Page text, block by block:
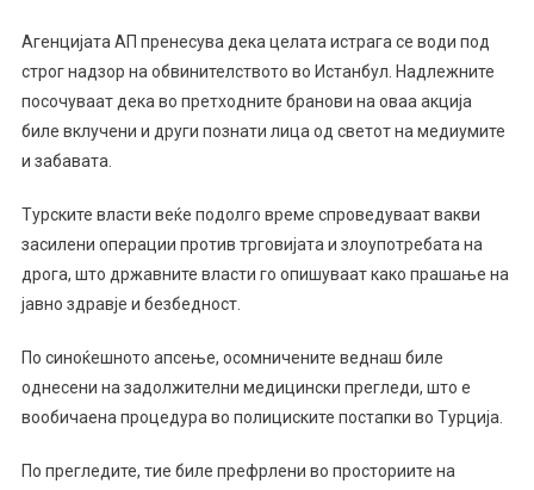
Агенцијата АП пренесува дека целата истрага се води под
строг надзор на обвинителството во Истанбул. Надлежните
посочуваат дека во претходните бранови на оваа акција
биле вклучени и други познати лица од светот на медиумите
и забавата.
Турските власти веќе подолго време спроведуваат вакви
засилени операции против трговијата и злоупотребата на
дрога, што државните власти го опишуваат како прашање на
јавно здравје и безбедност.
По синоќешното апсење, осомничените веднаш биле
однесени на задолжителни медицински прегледи, што е
вообичаена процедура во полициските постапки во Турција.
По прегледите, тие биле префрлени во просториите на